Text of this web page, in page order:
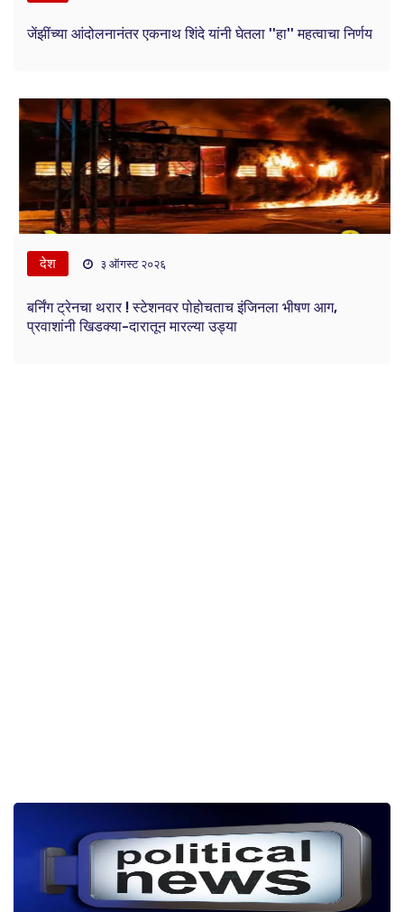
जेंझींच्या आंदोलनानंतर एकनाथ शिंदे यांनी घेतला ''हा'' महत्वाचा निर्णय
देश ३ ऑगस्ट २०२६
बर्निंग ट्रेनचा थरार ! स्टेशनवर पोहोचताच इंजिनला भीषण आग,
प्रवाशांनी खिडक्या-दारातून मारल्या उड्या